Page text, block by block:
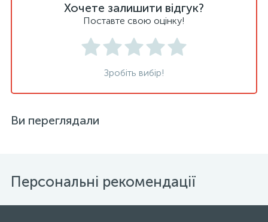
Хочете залишити відгук?
Поставте свою оцінку!
Зробіть вибір!
Ви переглядали
Персональні рекомендації